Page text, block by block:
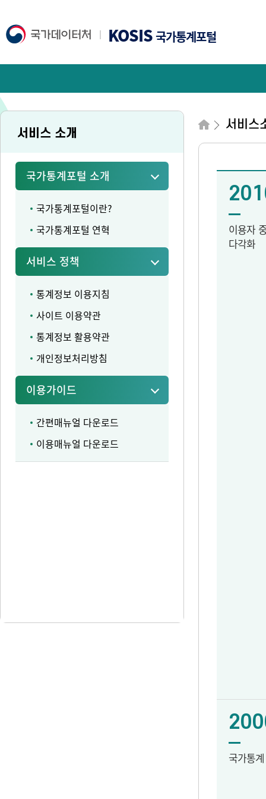
KOSIS국가통계포털
서비스 소개
국가통계포털 소개
국가통계포털이란?
국가통계포털 연혁
서비스 정책
통계정보 이용지침
사이트 이용약관
통계정보 활용약관
개인정보처리방침
이용가이드
간편매뉴얼 다운로드
이용매뉴얼 다운로드
서비스
이용자
다각화
국가통